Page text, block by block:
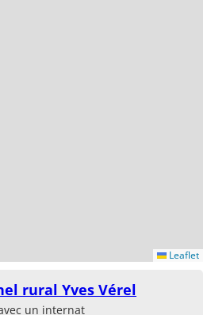
Leaflet
rural Yves Vérel
un internat